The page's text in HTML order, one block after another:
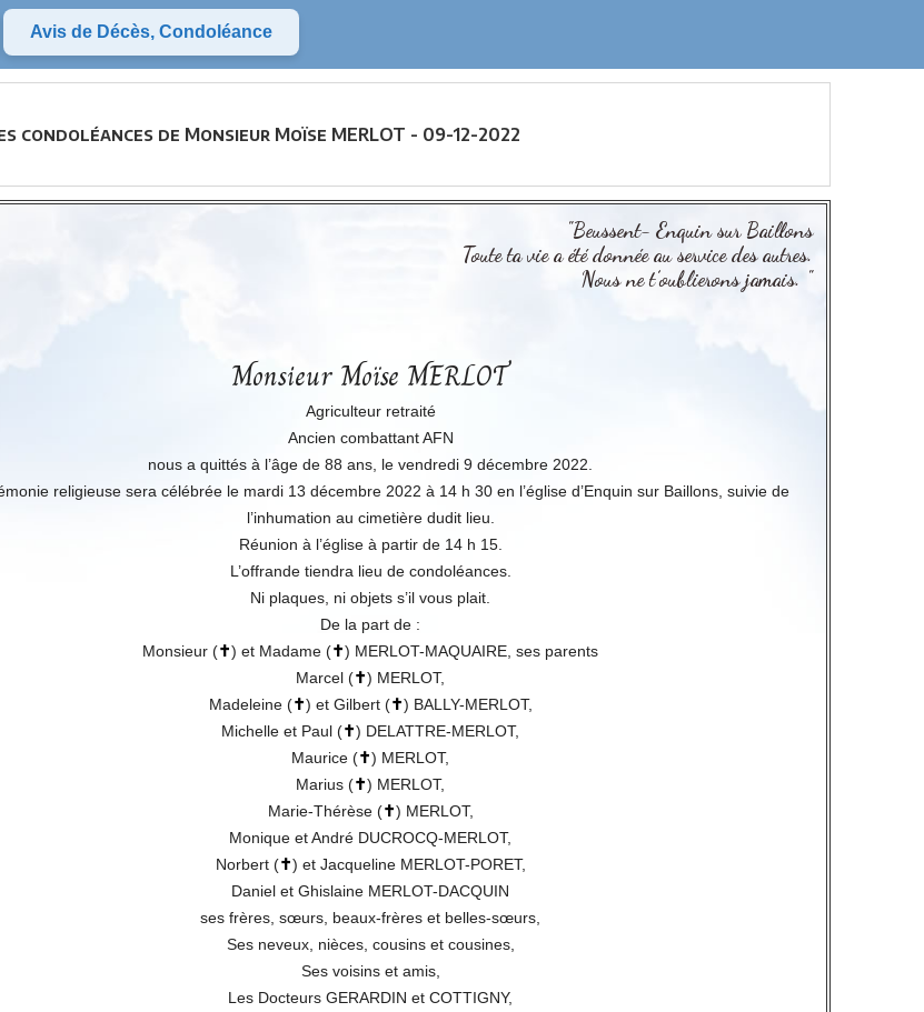
Avis de Décès, Condoléance
condoléances de Monsieur Moïse MERLOT - 09-12-2022
"Beussent- Enquin sur Baillons
Toute ta vie a été donnée au service des autres.
Nous ne t’oublierons jamais. "
Monsieur Moïse MERLOT
Agriculteur retraité
Ancien combattant AFN
nous a quittés à l’âge de 88 ans, le vendredi 9 décembre 2022.
religieuse sera célébrée le mardi 13 décembre 2022 à 14 h 30 en l’église d’Enquin sur Baillons, suivie de
l’inhumation au cimetière dudit lieu.
Réunion à l’église à partir de 14 h 15.
L’offrande tiendra lieu de condoléances.
Ni plaques, ni objets s’il vous plait.
De la part de :
Monsieur (✝) et Madame (✝) MERLOT-MAQUAIRE, ses parents
Marcel (✝) MERLOT,
Madeleine (✝) et Gilbert (✝) BALLY-MERLOT,
Michelle et Paul (✝) DELATTRE-MERLOT,
Maurice (✝) MERLOT,
Marius (✝) MERLOT,
Marie-Thérèse (✝) MERLOT,
Monique et André DUCROCQ-MERLOT,
Norbert (✝) et Jacqueline MERLOT-PORET,
Daniel et Ghislaine MERLOT-DACQUIN
ses frères, sœurs, beaux-frères et belles-sœurs,
Ses neveux, nièces, cousins et cousines,
Ses voisins et amis,
Les Docteurs GERARDIN et COTTIGNY,